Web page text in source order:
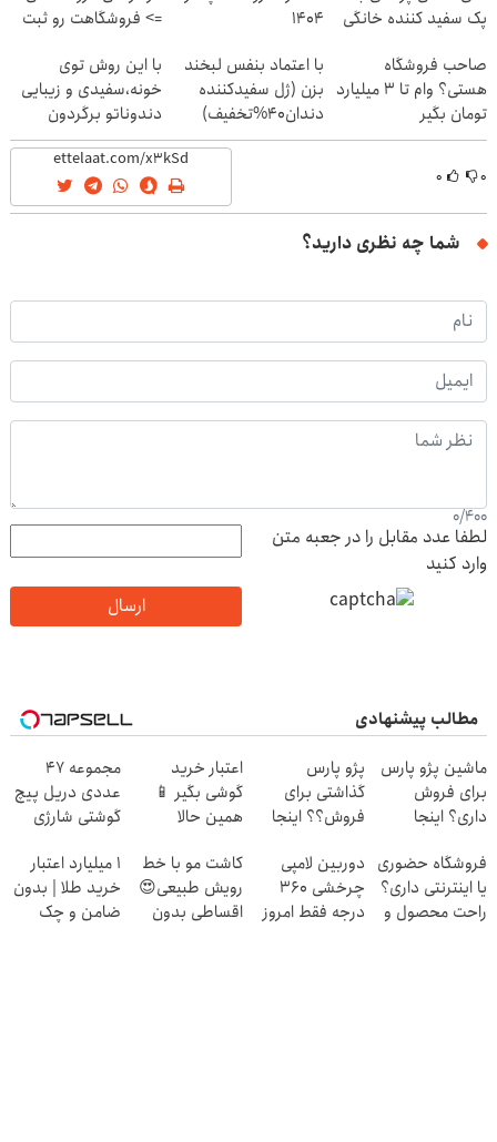
پک سفید کننده خانگی
۱۴۰۴
=> فروشگاهت رو ثبت
صاحب فروشگاه
هستی؟ وام تا ۳ میلیارد
تومان بگیر
با اعتماد بنفس لبخند
بزن (ژل سفیدکننده
دندان40%تخفیف)
با این روش توی
خونه،سفیدی و زیبایی
دندوناتو برگردون
(40%off)
۰ ۰
شما چه نظری دارید؟
0/400
لطفا عدد مقابل را در جعبه متن
وارد کنید
ارسال
مطالب پیشنهادی
ماشین پژو پارس
برای فروش
داری؟ اینجا
پژو پارس
گذاشتی برای
فروش؟؟ اینجا
اعتبار خرید
گوشی بگیر 📱
همین حالا
بده 🎯
مجموعه 47
عددی دریل پیچ
گوشتی شارژی
محدود)
فروشگاه حضوری
یا اینترنتی داری؟
راحت محصول و
دوربین لامپی
چرخشی 360
درجه فقط امروز
کاشت مو با خط
رویش طبیعی😍
اقساطی بدون
۱ میلیارد اعتبار
خرید طلا | بدون
ضامن و چک